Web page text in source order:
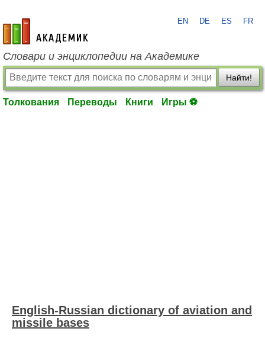
academic.ru
EN DE ES FR
Словари и энциклопедии на Академике
Найти!
Толкования Переводы Книги Игры ⚽
English-Russian dictionary of aviation and
missile bases